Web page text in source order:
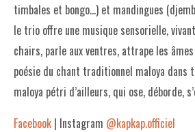
timbales et bongo…) et mandingues
le trio offre une musique sensorielle,
chairs, parle aux ventres, attrape les
poésie du chant traditionnel maloya dans
maloya pétri d’ailleurs, qui ose, déborde,
Facebook | Instagram @kapkap.officiel